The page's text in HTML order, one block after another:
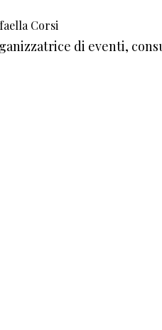
Corsi
di eventi,